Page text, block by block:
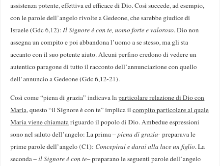
assistenza potente, effettiva ed efficace di Dio. Così succede, ad esempio,
con le parole dell’angelo rivolte a Gedeone, che sarebbe giudice di
Israele (Gdc 6,12):Il Signore è con te, uomo forte e valoroso. Dio non
assegna un compito e poi abbandona l’uomo a se stesso, ma gli sta
accanto con il suo potente aiuto. Alcuni perfino credono di vedere un
autentico paragone di tutto il racconto dell’annunciazione con quello
dell’annuncio a Gedeone (Gdc 6,12-21).
Così come “piena di grazia” indicava laparticolare relazione di Dio con
Maria, questo “il Signore è con te” implica ilcompito particolare al quale
Maria viene chiamatariguardo il popolo di Dio. Ambedue espressioni
sono nel saluto dell’angelo: La prima –piena di grazia-preparava le
prime parole dell’angelo (C1): Concepirai e darai alla luce un figlio. La
seconda –il Signore è con te– preparano le seguenti parole dell’angelo